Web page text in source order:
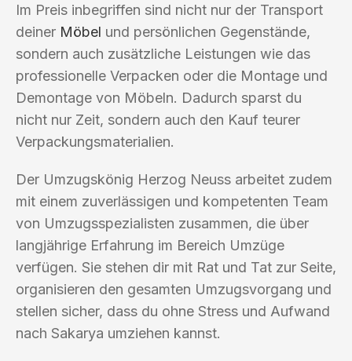
Im Preis inbegriffen sind nicht nur der Transport
deiner Möbel und persönlichen Gegenstände,
sondern auch zusätzliche Leistungen wie das
professionelle Verpacken oder die Montage und
Demontage von Möbeln. Dadurch sparst du
nicht nur Zeit, sondern auch den Kauf teurer
Verpackungsmaterialien.
Der Umzugskönig Herzog Neuss arbeitet zudem
mit einem zuverlässigen und kompetenten Team
von Umzugsspezialisten zusammen, die über
langjährige Erfahrung im Bereich Umzüge
verfügen. Sie stehen dir mit Rat und Tat zur Seite,
organisieren den gesamten Umzugsvorgang und
stellen sicher, dass du ohne Stress und Aufwand
nach Sakarya umziehen kannst.